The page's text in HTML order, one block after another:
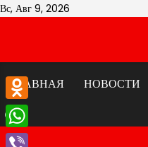
Перейти
Вс, Авг 9, 2026
ГЛАВНАЯ
НОВОСТИ
Odnoklassniki
WhatsApp